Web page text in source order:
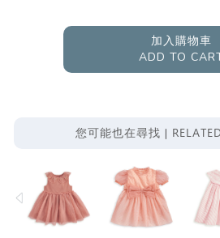
加入購物車
ADD TO
您可能也在尋找 |